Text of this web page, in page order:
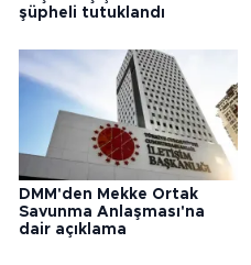
şüpheli tutuklandı
DMM'den Mekke Ortak
Savunma Anlaşması'na
dair açıklama